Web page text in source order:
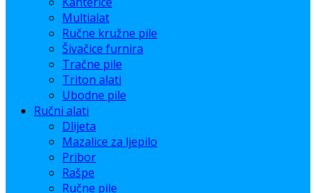
Multialat
Ručne kružne pile
Šivačice furnira
Tračne pile
Triton alati
Ubodne pile
Ručni alati
Dlijeta
Mazalice za ljepilo
Pribor
Rašpe
Ručne pile